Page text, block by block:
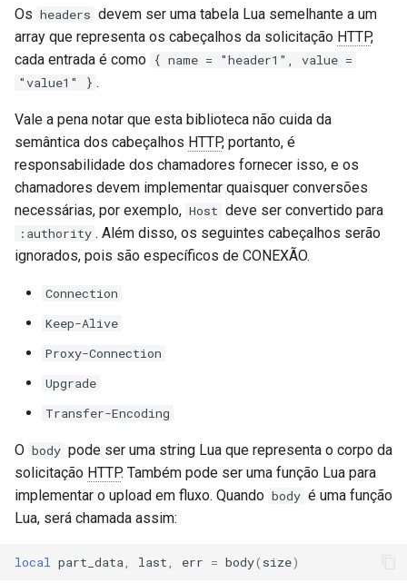
pta
push-stream
rdns
redis-rate-limit
redis2
request-cookies-filter
rewrite-status
secure-token
security
selective-cache-purge
server-redirect
Os headers devem ser uma tabela Lua semelhante a um
array que representa os cabeçalhos da solicitação HTTP,
cada entrada é como { name = "header1", value =
"value1" } .
Vale a pena notar que esta biblioteca não cuida da
semântica dos cabeçalhos HTTP, portanto, é
responsabilidade dos chamadores fornecer isso, e os
chamadores devem implementar quaisquer conversões
necessárias, por exemplo, Host deve ser convertido para
:authority . Além disso, os seguintes cabeçalhos serão
ignorados, pois são específicos de CONEXÃO.
Connection
Keep-Alive
Proxy-Connection
Upgrade
Transfer-Encoding
O body pode ser uma string Lua que representa o corpo da
solicitação HTTP. Também pode ser uma função Lua para
implementar o upload em fluxo. Quando body é uma função
Lua, será chamada assim:
local part_data last err = body( size)